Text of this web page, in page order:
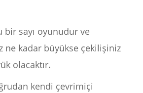
bir sayı oyunudur ve
ne kadar büyükse çekilişiniz
olacaktır.
kendi çevrimiçi